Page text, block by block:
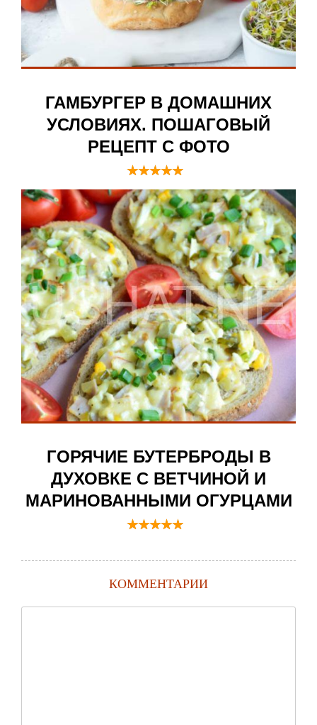
ГАМБУРГЕР В ДОМАШНИХ
УСЛОВИЯХ. ПОШАГОВЫЙ
РЕЦЕПТ С ФОТО
ГОРЯЧИЕ БУТЕРБРОДЫ В
ДУХОВКЕ С ВЕТЧИНОЙ И
МАРИНОВАННЫМИ ОГУРЦАМИ
КОММЕНТАРИИ